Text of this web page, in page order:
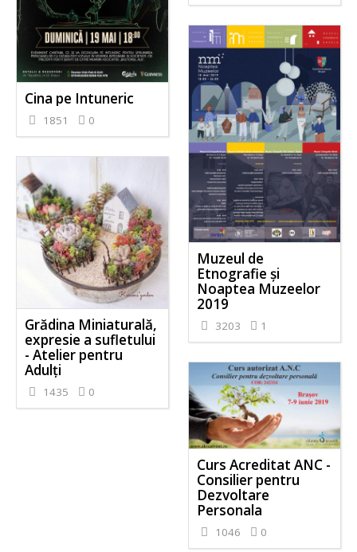
Cina pe Intuneric
1851 0
Muzeul de
Etnografie și
Noaptea Muzeelor
2019
3203 1
Grădina Miniaturală,
expresie a sufletului
- Atelier pentru
Adulți
1435 0
Curs Acreditat ANC -
Consilier pentru
Dezvoltare
Personala
1046 0